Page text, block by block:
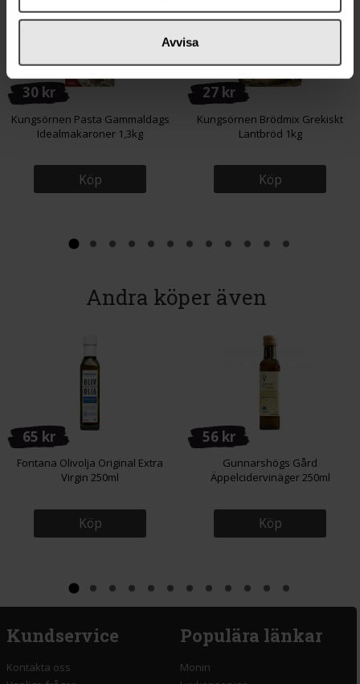
Avvisa
30 kr
Kungsörnen Pasta Gammaldags
Idealmakaroner 1,3kg
Köp
27 kr
Kungsörnen Brödmix Grekiskt
Lantbröd 1kg
Köp
Andra köper även
65 kr
Fontana Olivolja Original Extra
Virgin 250ml
Köp
56 kr
Gunnarshögs Gård
Äppelcidervinäger 250ml
Köp
Kundservice
Kontakta oss
Populära länkar
Monin